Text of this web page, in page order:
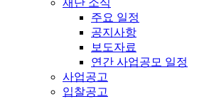
주요 일정
공지사항
보도자료
연간 사업공모 일정
사업공고
입찰공고